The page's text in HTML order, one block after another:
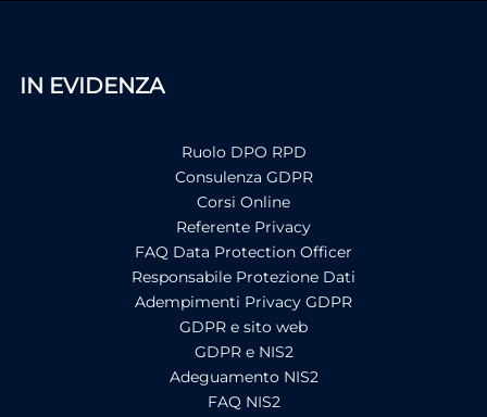
IN EVIDENZA
Ruolo DPO RPD
Consulenza GDPR
Corsi Online
Referente Privacy
FAQ Data Protection Officer
Responsabile Protezione Dati
Adempimenti Privacy GDPR
GDPR e sito web
GDPR e NIS2
Adeguamento NIS2
FAQ NIS2